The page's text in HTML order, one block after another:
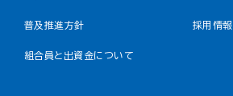
普及推進方針 採用情報
組合員と出資金について